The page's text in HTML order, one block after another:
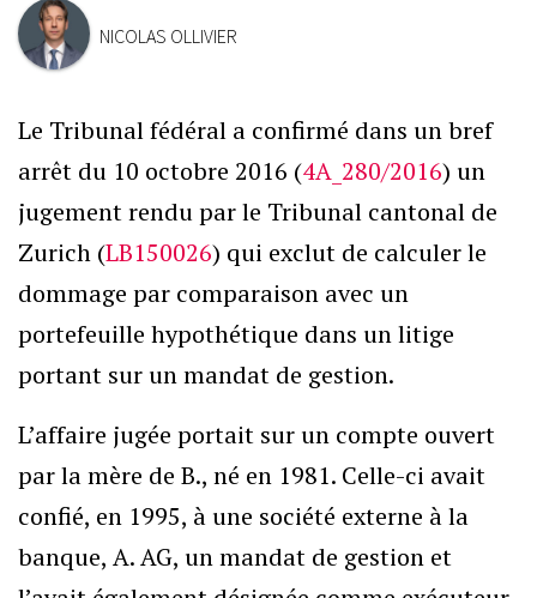
NICOLAS OLLIVIER
Le Tribunal fédéral a confirmé dans un bref
arrêt du 10 octobre 2016 (4A_280/2016) un
jugement rendu par le Tribunal cantonal de
Zurich (LB150026) qui exclut de calculer le
dommage par comparaison avec un
portefeuille hypothétique dans un litige
portant sur un mandat de gestion.
L’affaire jugée portait sur un compte ouvert
par la mère de B., né en 1981. Celle-ci avait
confié, en 1995, à une société externe à la
banque, A. AG, un mandat de gestion et